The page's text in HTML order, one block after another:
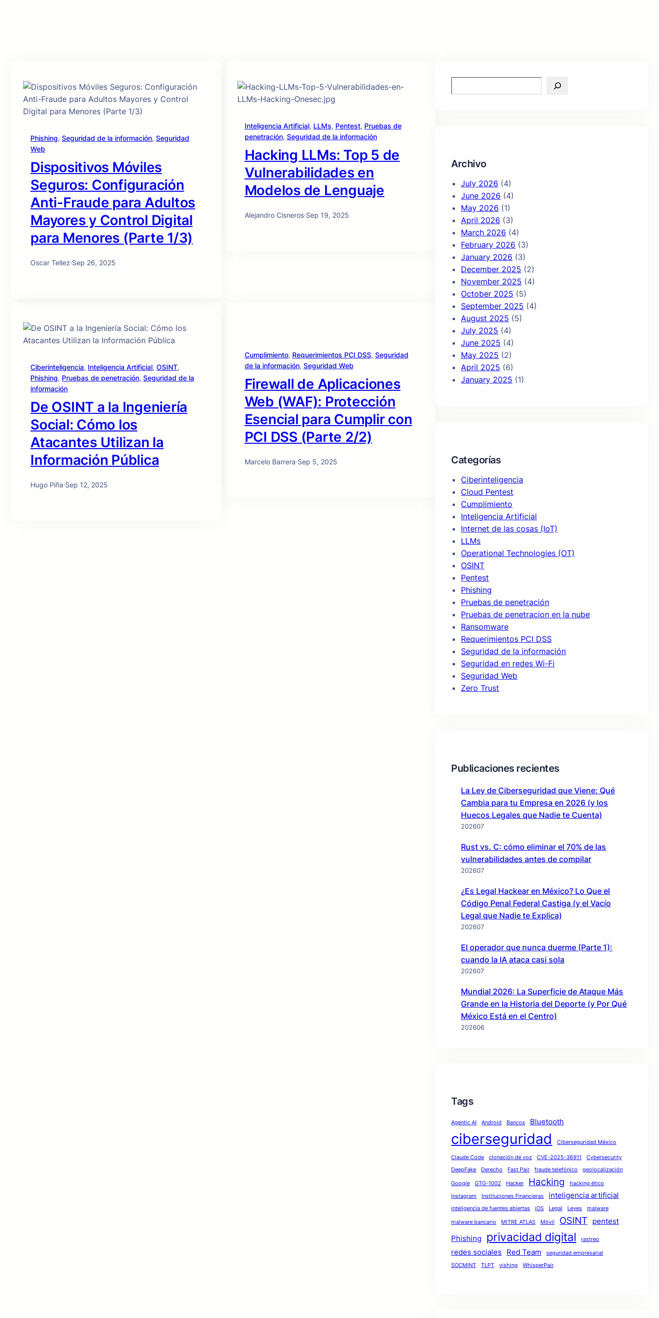
Phishing, Seguridad de la información, Seguridad
Web
Dispositivos Móviles
Seguros: Configuración
Anti-Fraude para Adultos
Mayores y Control Digital
para Menores (Parte 1/3)
Oscar Tellez·Sep 26, 2025
Inteligencia Artificial, LLMs, Pentest, Pruebas de
penetración, Seguridad de la información
Hacking LLMs: Top 5 de
Vulnerabilidades en
Modelos de Lenguaje
Alejandro Cisneros·Sep 19, 2025
Ciberinteligencia, Inteligencia Artificial, OSINT
Phishing, Pruebas de penetración, Seguridad de la
información
De OSINT a la Ingeniería
Social: Cómo los
Atacantes Utilizan la
Información Pública
Hugo Piña·Sep 12, 2025
Cumplimiento, Requerimientos PCI DSS, Seguridad
de la información, Seguridad Web
Firewall de Aplicaciones
Web (WAF): Protección
Esencial para Cumplir con
PCI DSS (Parte 2/2)
Marcelo Barrera·Sep 5, 2025
e
Archivo
July 2026 (4)
June 2026 (4)
May 2026 (1)
April 2026 (3)
March 2026 (4)
February 2026 (3)
January 2026 (3)
December 2025 (2)
November 2025 (4)
October 2025 (5)
September 2025 (4)
August 2025 (5)
July 2025 (4)
June 2025 (4)
May 2025 (2)
April 2025 (6)
January 2025 (1)
Categorías
Ciberinteligencia
Cloud Pentest
Cumplimiento
Inteligencia Artificial
Internet de las cosas (IoT)
LLMs
Operational Technologies (OT)
OSINT
Pentest
Phishing
Pruebas de penetración
Pruebas de penetracion en la nube
Ransomware
Requerimientos PCI DSS
Seguridad de la información
Seguridad en redes Wi-Fi
Seguridad Web
Zero Trust
Publicaciones recientes
La Ley de Ciberseguridad que Viene: Qué
Cambia para tu Empresa en 2026 (y los
Huecos Legales que Nadie te Cuenta)
202607
Rust vs. C: cómo eliminar el 70% de las
vulnerabilidades antes de compilar
202607
¿Es Legal Hackear en México? Lo Que el
Código Penal Federal Castiga (y el Vacío
Legal que Nadie te Explica)
202607
El operador que nunca duerme (Parte 1):
cuando la IA ataca casi sola
202607
Mundial 2026: La Superficie de Ataque Más
Grande en la Historia del Deporte (y Por Qué
México Está en el Centro)
202606
Tags
Agentic AI Android Bancos Bluetooth
ciberseguridad Ciberseguridad México
Claude Code clonación de voz CVE-2025-36911
Cybersecurity
DeepFake
Derecho Fast Pair fraude telefónico geolocalización
Google GTG-1002 Hacker Hacking
hacking ético
Instagram
Instituciones Financieras inteligencia artificial
inteligencia de fuentes abiertas iOS Legal Leyes malware
malware bancario MITRE ATLAS Móvil OSINT pentest
Phishing
privacidad digital rastreo
redes sociales Red Team
seguridad empresarial
SOCMINT
TLPT vishing WhisperPair